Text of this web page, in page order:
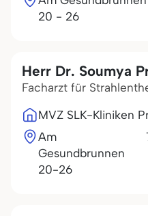
20 - 26
Herr Dr. Soumya
Facharzt für
MVZ SLK-Kliniken
Am
Gesundbrunnen
20-26